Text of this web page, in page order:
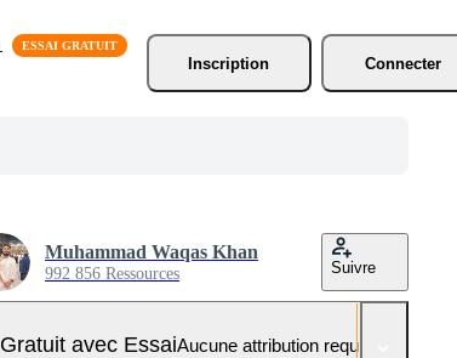
Inscription
Connecter
Muhammad Waqas Khan
992 856 Ressources Suivre
Gratuit avec EssaiAucune attribution requise